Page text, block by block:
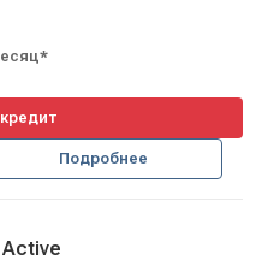
Подробнее
Active